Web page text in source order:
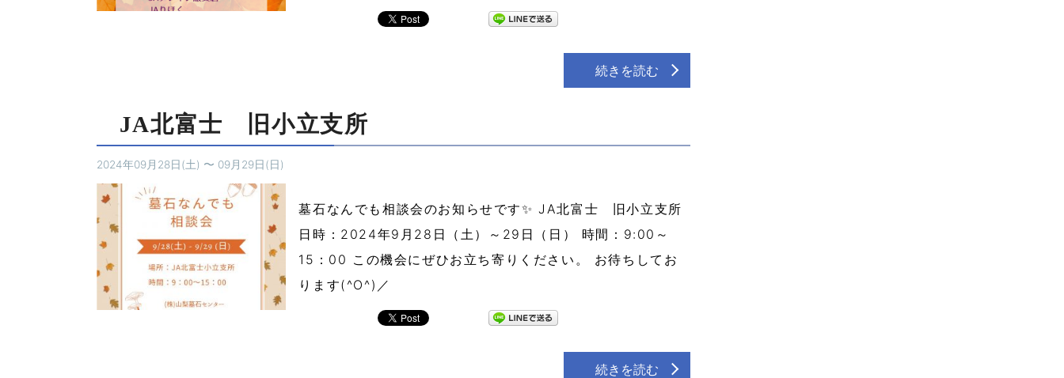
続きを読む
JA北富士 旧小立支所
2024年09月28日(土) 〜 09月29日(日)
墓石なんでも相談会のお知らせです✨ JA北富士 旧小立支所
日時：2024年9月28日（土）～29日（日） 時間：9:00～
15：00 この機会にぜひお立ち寄りください。 お待ちしてお
ります(^O^)／
続きを読む